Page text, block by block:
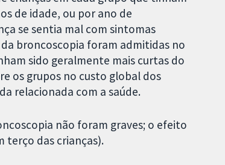
de idade, ou por ano de
se sentia mal com sintomas
broncoscopia foram admitidas no
sido geralmente mais curtas do
os grupos no custo global dos
relacionada com a saúde.
não foram graves; o efeito
terço das crianças).